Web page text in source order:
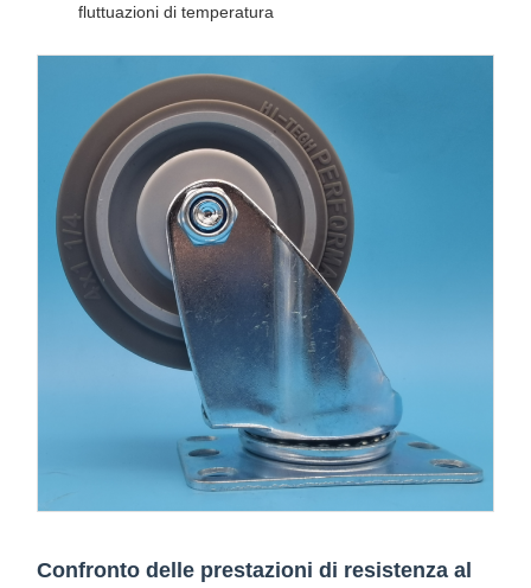
fluttuazioni di temperatura
Confronto delle prestazioni di resistenza al